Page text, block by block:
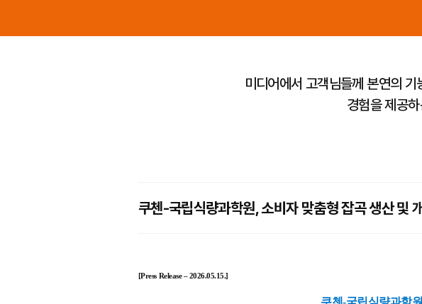
미디어에서 고객님들께 본연의
경험을 제공
쿠첸-국립식량과학원, 소비자 맞춤형 잡곡 생산 및